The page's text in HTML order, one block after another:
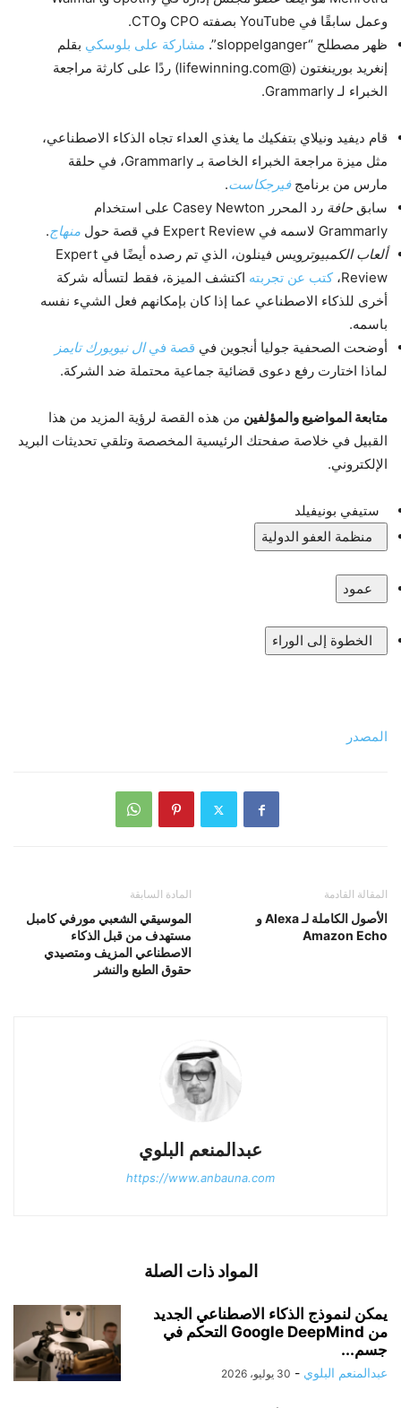
وعمل سابقًا في YouTube بصفته CPO وCTO.
ظهر مصطلح “sloppelganger”.
مشاركة على بلوسكي بقلم
إنغريد بورينغتون (@lifewinning.com) ردًا على كارثة مراجعة
الخبراء لـ Grammarly.
قام ديفيد ونيلاي بتفكيك ما يغذي العداء تجاه الذكاء الاصطناعي،
مثل ميزة مراجعة الخبراء الخاصة بـ Grammarly، في حلقة
مارس من برنامجفيرجكاست.
سابقحافة
رد المحرر Casey Newton على استخدام
Grammarly لاسمه في Expert Review في قصة حول
منهاج.
ألعاب الكمبيوتر
ويس فينلون، الذي تم رصده أيضًا في Expert
Review، كتب عن تجربته اكتشف الميزة، فقط لتسأله شركة
أخرى للذكاء الاصطناعي عما إذا كان بإمكانهم فعل الشيء نفسه
باسمه.
أوضحت الصحفية جوليا أنجوين في قصة فيال نيويورك تايمز
لماذا اختارت رفع دعوى قضائية جماعية محتملة ضد الشركة.
متابعة المواضيع والمؤلفين من هذه القصة لرؤية المزيد من هذا
القبيل في خلاصة صفحتك الرئيسية المخصصة وتلقي تحديثات البريد
الإلكتروني.
ستيفي بونيفيلد
منظمة العفو الدولية
عمود
الخطوة إلى الوراء
المصدر
المادة السابقة
الموسيقي الشعبي مورفي كامبل
مستهدف من قبل الذكاء
الاصطناعي المزيف ومتصيدي
حقوق الطبع والنشر
المقالة القادمة
الأصول الكاملة لـ Alexa و
Amazon Echo
عبدالمنعم البلوي
https://www.anbauna.com
المواد ذات الصلة
يمكن لنموذج الذكاء الاصطناعي الجديد
من Google DeepMind التحكم في
جسم...
عبدالمنعم البلوي - 30 يوليو، 2026